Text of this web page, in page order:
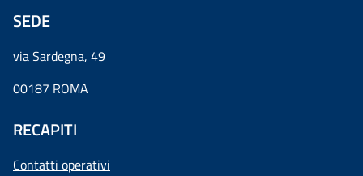
SEDE
via Sardegna, 49
00187 ROMA
RECAPITI
Contatti operativi